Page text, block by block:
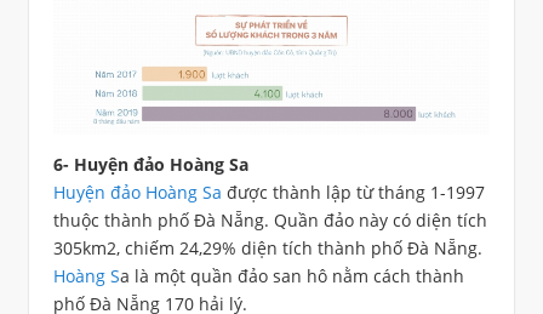
6- Huyện đảo Hoàng Sa
Huyện đảo Hoàng Sa được thành lập từ tháng 1-1997
thuộc thành phố Đà Nẵng. Quần đảo này có diện tích
305km2, chiếm 24,29% diện tích thành phố Đà Nẵng.
Hoàng Sa là một quần đảo san hô nằm cách thành
phố Đà Nẵng 170 hải lý.